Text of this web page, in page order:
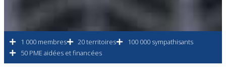
1 000 membres 20 territoires
100 000 sympathisants
50 PME aidées et financées